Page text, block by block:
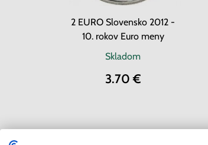
2 EURO Slovensko 2012 -
10. rokov Euro meny
Skladom
3.70 €